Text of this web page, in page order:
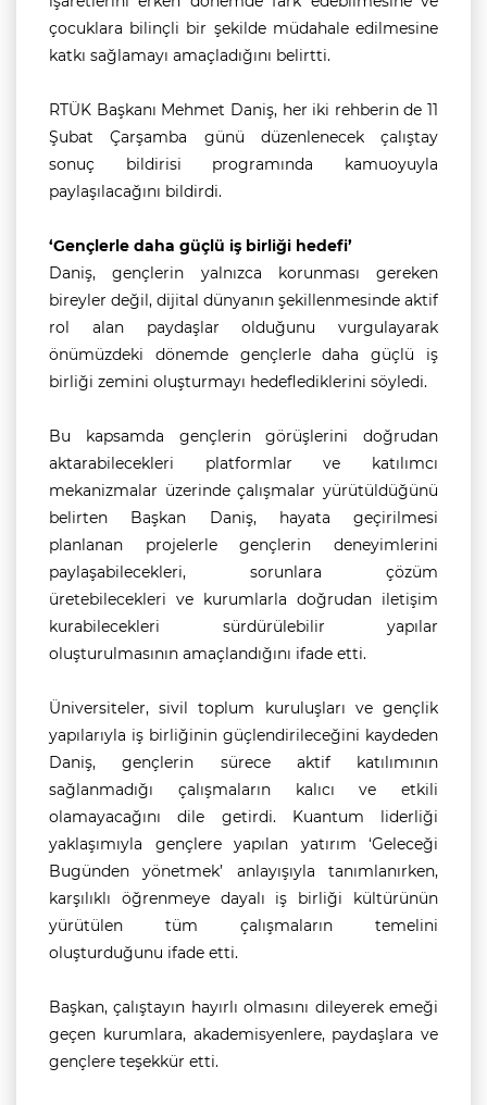
çocuklara bilinçli bir şekilde müdahale edilmesine
katkı sağlamayı amaçladığını belirtti.
RTÜK Başkanı Mehmet Daniş, her iki rehberin de 11
Şubat Çarşamba günü düzenlenecek çalıştay
sonuç bildirisi programında kamuoyuyla
paylaşılacağını bildirdi.
‘Gençlerle daha güçlü iş birliği hedefi’
Daniş, gençlerin yalnızca korunması gereken
bireyler değil, dijital dünyanın şekillenmesinde aktif
rol alan paydaşlar olduğunu vurgulayarak
önümüzdeki dönemde gençlerle daha güçlü iş
birliği zemini oluşturmayı hedeflediklerini söyledi.
Bu kapsamda gençlerin görüşlerini doğrudan
aktarabilecekleri platformlar ve katılımcı
mekanizmalar üzerinde çalışmalar yürütüldüğünü
belirten Başkan Daniş, hayata geçirilmesi
planlanan projelerle gençlerin deneyimlerini
paylaşabilecekleri, sorunlara çözüm
üretebilecekleri ve kurumlarla doğrudan iletişim
kurabilecekleri sürdürülebilir yapılar
oluşturulmasının amaçlandığını ifade etti.
Üniversiteler, sivil toplum kuruluşları ve gençlik
yapılarıyla iş birliğinin güçlendirileceğini kaydeden
Daniş, gençlerin sürece aktif katılımının
sağlanmadığı çalışmaların kalıcı ve etkili
olamayacağını dile getirdi. Kuantum liderliği
yaklaşımıyla gençlere yapılan yatırım ‘Geleceği
Bugünden yönetmek’ anlayışıyla tanımlanırken,
karşılıklı öğrenmeye dayalı iş birliği kültürünün
yürütülen tüm çalışmaların temelini
oluşturduğunu ifade etti.
Başkan, çalıştayın hayırlı olmasını dileyerek emeği
geçen kurumlara, akademisyenlere, paydaşlara ve
gençlere teşekkür etti.